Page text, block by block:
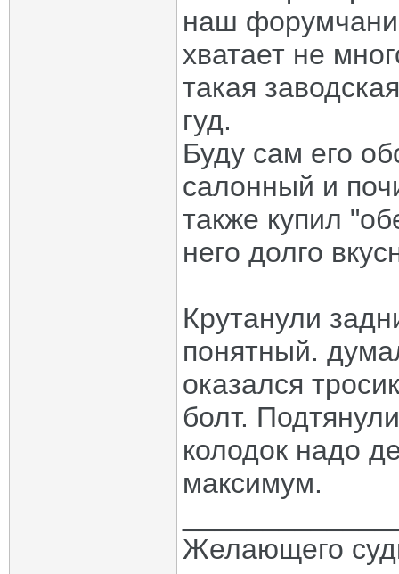
наш
хватает не
такая
гуд.
Буду сам его
салонный и
также купил
него долго
Крутанули
понятный.
оказался
болт.
колодок надо
максимум.
Желающего